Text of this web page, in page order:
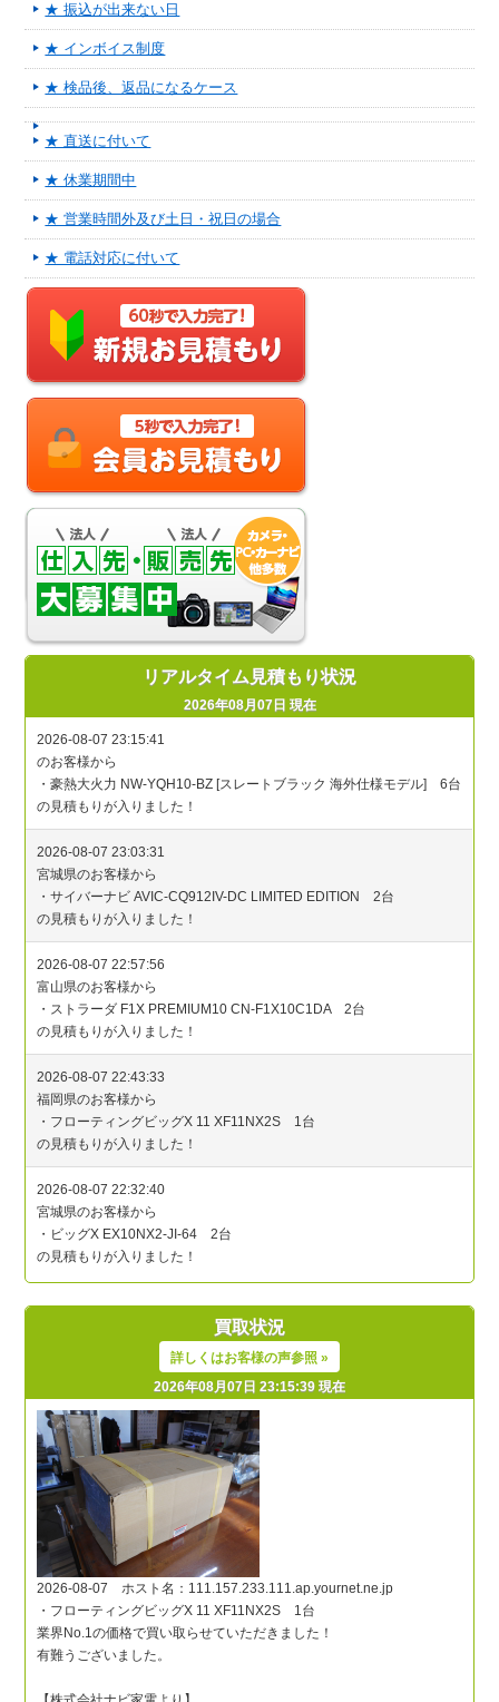
★ 振込が出来ない日
★ インボイス制度
★ 検品後、返品になるケース
★ 直送に付いて
★ 休業期間中
★ 営業時間外及び土日・祝日の場合
★ 電話対応に付いて
リアルタイム見積もり状況
2026年08月07日 現在
買取状況
詳しくはお客様の声参照 »
2026年08月07日 23:15:39 現在